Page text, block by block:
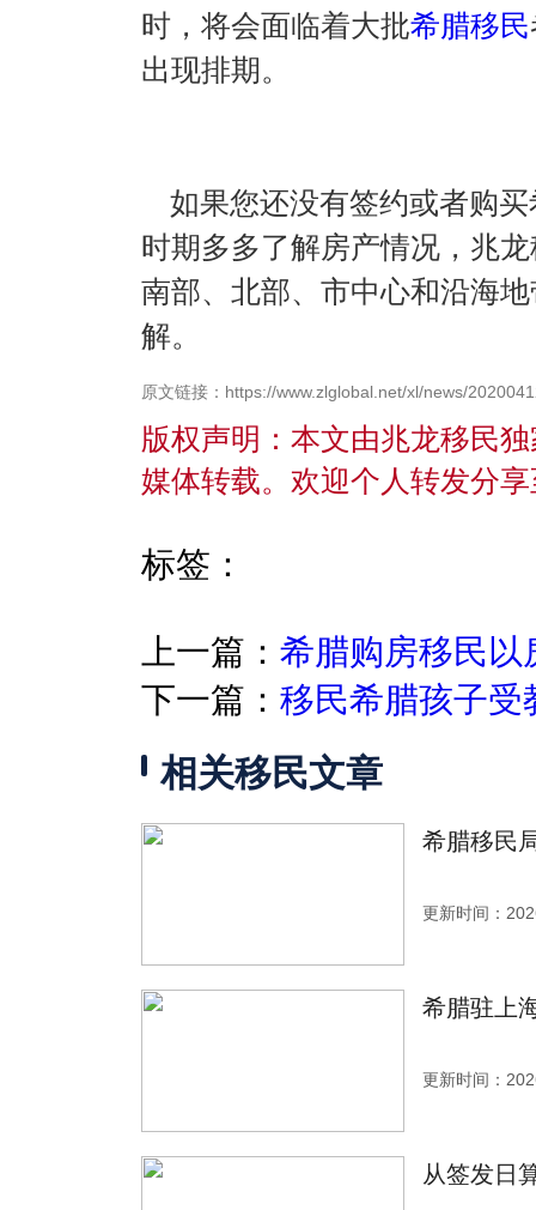
时，将会面临着大批希腊移民
出现排期。
如果您还没有签约或者购
时期多多了解房产情况，兆
南部、北部、市中心和沿海
解。
原文链接：https://www.zlglobal.net/xl/news/
版权声明：本文由兆龙移民
媒体转载。欢迎个人转发分
标签：
上一篇： 希腊购房移民以
下一篇： 移民希腊孩子受
相关移民文章
希腊移民
更新时间：
希腊驻上
更新时间：
从签发日